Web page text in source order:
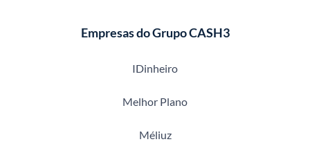
Empresas do Grupo CASH3
IDinheiro
Melhor Plano
Méliuz